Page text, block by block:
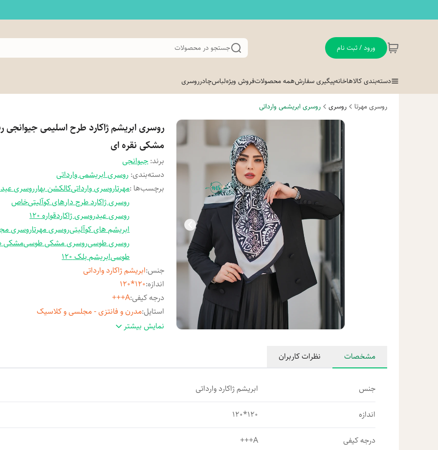
ورود / ثبت نام جستجو در محصولات
دسته‌بندی کالاهاخانهپیگیری سفارشهمه محصولاتفروش ویژهلباسچادرروسری
روسری مهرتا روسری روسری ابریشمی وارداتی
روسری ابریشم ژاکارد طرح اسلیمی جیوانجی
مشکی نقره ای
برند:جیوانجی
دسته‌بندی: روسری ابریشمی وارداتی
برچسب‌ها :مهرتاروسری وارداتیکالکشن بهارروسری
روسری ژاکارد طرح دارهای کوآلیتیخاص
روسری عیدروسری ژاکاردقواره 120
ابریشم های کوآلیتیروسری مهرتاروسری
روسری طوسیروسری مشکی طوسیمشکی
طوسیابریشم بلک 120
جنس:ابریشم ژاکارد وارداتی
اندازه:
120*120
درجه کیفی:
A+++
استایل:مدرن و فانتزی - مجلسی و کلاسیک
مناسب فصل: چهارفصل نمایش بیشتر
مشخصات نظرات کاربران
جنس ابریشم ژاکارد وارداتی
اندازه 120*120
درجه کیفی A+++